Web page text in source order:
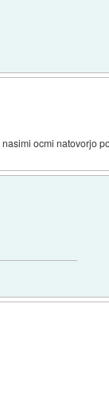
ocmi natovorjo